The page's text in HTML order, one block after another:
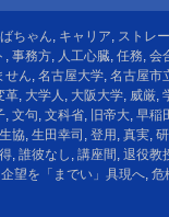
ちゃん, キャリア, ストレ
, 事務方, 人工心臓, 任務, 会
せん, 名古屋大学, 名古屋市
革, 大学人 , 大阪大学, 威厳,
, 文句, 文科省, 旧帝大, 早稲
生協, 生田幸司 , 登用 , 真実,
, 誰彼なし , 講座間 , 退役教
企望を「までい」具現へ, 危